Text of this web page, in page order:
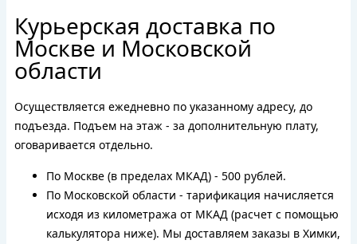
Курьерская доставка по
Москве и Московской
области
Осуществляется ежедневно по указанному адресу, до
подъезда. Подъем на этаж - за дополнительную плату,
оговаривается отдельно.
По Москве (в пределах МКАД) - 500 рублей.
По Московской области - тарификация начисляется
исходя из километража от МКАД (расчет с помощью
калькулятора ниже). Мы доставляем заказы в Химки,